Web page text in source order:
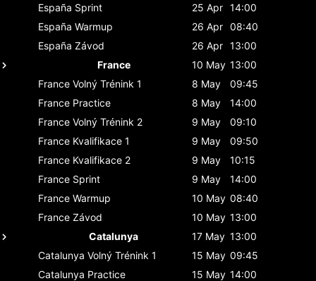
España Sprint 25 Apr 14:00
España Warmup 26 Apr 08:40
España Závod 26 Apr 13:00
France
10 May 13:00
France Volný Trénink 1 8 May
09:45
France Practice 8 May
14:00
France Volný Trénink 2 9 May
09:10
France Kvalifikace 1 9 May
09:50
France Kvalifikace 2 9 May
10:15
France Sprint 9 May
14:00
France Warmup 10 May 08:40
France Závod 10 May 13:00
Catalunya
17 May 13:00
Catalunya Volný Trénink 1 15 May 09:45
Catalunya Practice 15 May 14:00